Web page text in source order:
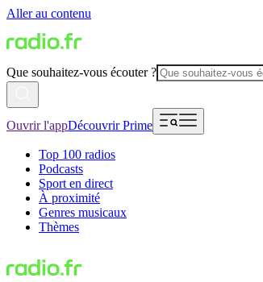
Aller au contenu
Que souhaitez-vous écouter ?
Ouvrir l'appDécouvrir Prime
Top 100 radios
Podcasts
Sport en direct
À proximité
Genres musicaux
Thèmes